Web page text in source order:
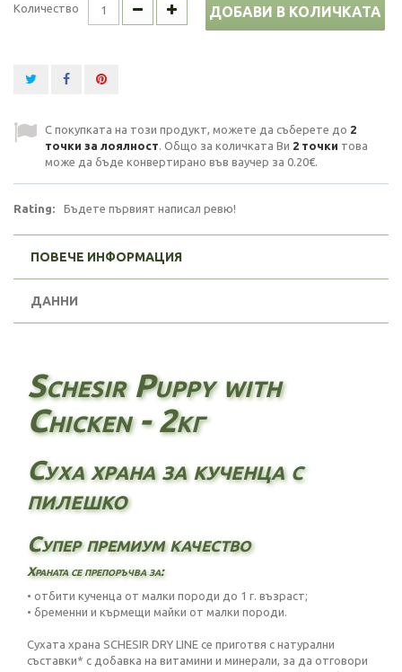
Количество ДОБАВИ В КОЛИЧКАТА
С покупката на този продукт, можете да съберете до 2
точки за лоялност. Общо за количката Ви 2 точки това
може да бъде конвертирано във ваучер за 0.20€.
Rating: Бъдете първият написал ревю!
ПОВЕЧЕ ИНФОРМАЦИЯ
ДАННИ
Schesir Puppy with
Chicken - 2кг
Суха храна за кученца с
пилешко
Супер премиум качество
Храната се препоръчва за:
• отбити кученца от малки породи до 1 г. възраст;
• бременни и кърмещи майки от малки породи.
Сухата храна SCHESIR DRY LINE се приготвя с натурални
съставки* с добавка на витамини и минерали, за да отговори